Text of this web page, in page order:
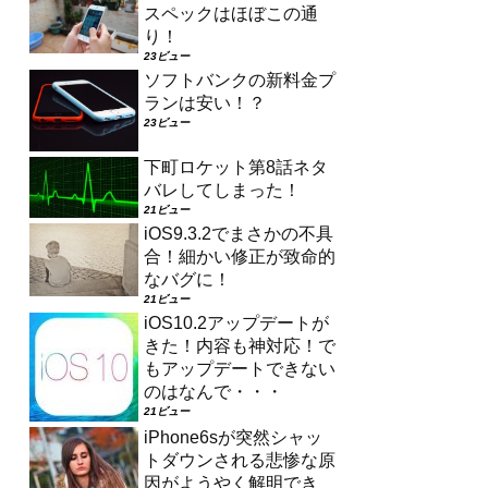
スペックはほぼこの通
り！
23ビュー
ソフトバンクの新料金プ
ランは安い！？
23ビュー
下町ロケット第8話ネタ
バレしてしまった！
21ビュー
iOS9.3.2でまさかの不具
合！細かい修正が致命的
なバグに！
21ビュー
iOS10.2アップデートが
きた！内容も神対応！で
もアップデートできない
のはなんで・・・
21ビュー
iPhone6sが突然シャッ
トダウンされる悲惨な原
因がようやく解明でき